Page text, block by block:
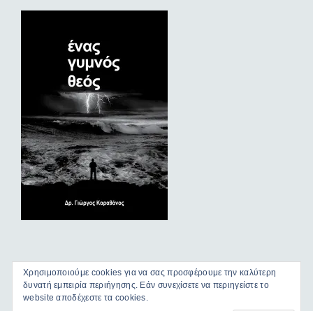
Χρησιμοποιούμε cookies για να σας προσφέρουμε την καλύτερη
δυνατή εμπειρία περιήγησης. Εάν συνεχίσετε να περιηγείστε το
website αποδέχεστε τα cookies.